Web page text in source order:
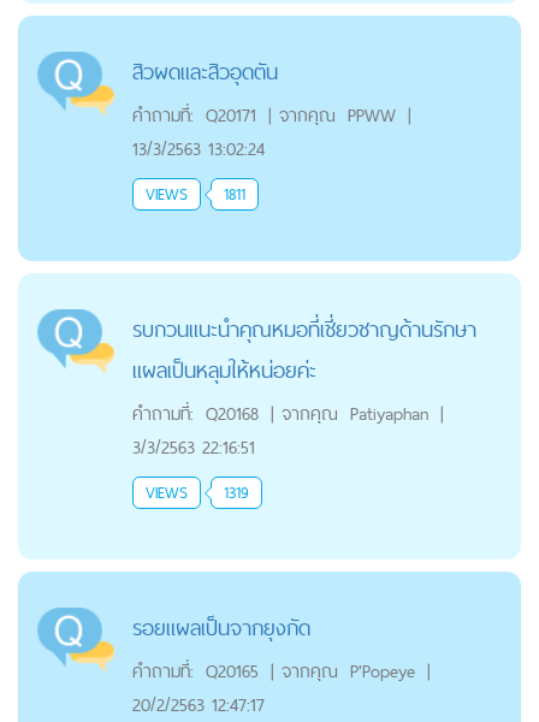
สิวผดและสิวอุดตัน
คำถามที่: Q20171 | จากคุณ PPWW |
13/3/2563 13:02:24
VIEWS 1811
รบกวนแนะนำคุณหมอที่เชี่ยวชาญด้านรักษา
แผลเป็นหลุมให้หน่อยค่ะ
คำถามที่: Q20168 | จากคุณ Patiyaphan |
3/3/2563 22:16:51
VIEWS 1319
รอยแผลเป็นจากยุงกัด
คำถามที่: Q20165 | จากคุณ P'Popeye |
20/2/2563 12:47:17